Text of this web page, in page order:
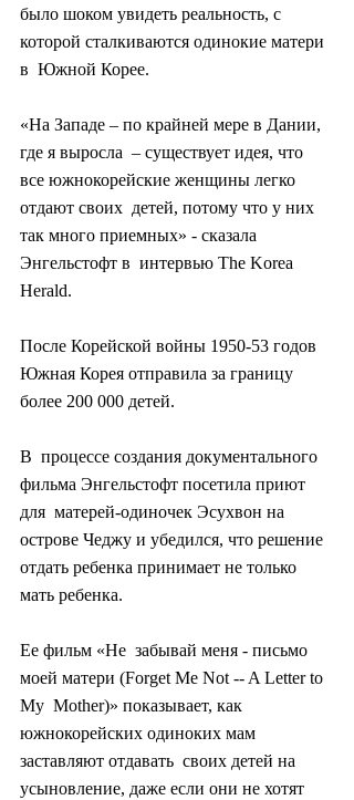
было шоком увидеть реальность, с
которой сталкиваются одинокие матери
в  Южной Корее.
«На Западе – по крайней мере в Дании,
где я выросла  – существует идея, что
все южнокорейские женщины легко
отдают своих  детей, потому что у них
так много приемных» - сказала
Энгельстофт в  интервью The Korea
Herald.
После Корейской войны 1950-53 годов
Южная Корея отправила за границу
более 200 000 детей.
В  процессе создания документального
фильма Энгельстофт посетила приют
для  матерей-одиночек Эсухвон на
острове Чеджу и убедился, что решение
отдать ребенка принимает не только
мать ребенка.
Ее фильм «Не  забывай меня - письмо
моей матери (Forget Me Not -- A Letter to
My  Mother)» показывает, как
южнокорейских одиноких мам
заставляют отдавать  своих детей на
усыновление, даже если они не хотят